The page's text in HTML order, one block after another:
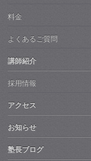
料金
よくあるご質問
講師紹介
採用情報
アクセス
お知らせ
塾長ブログ